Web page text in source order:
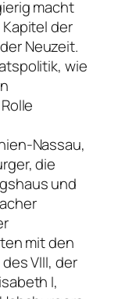
macht
der
Neuzeit.
wie
Nassau,
die
und
mit den
VIII, der
I,